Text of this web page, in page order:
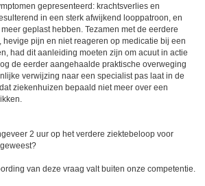
gepresenteerd: krachtsverlies en
in een sterk afwijkend looppatroon, en
geplast hebben. Tezamen met de eerdere
hevige pijn en niet reageren op medicatie bij een
had dit aanleiding moeten zijn om acuut in actie
de eerder aangehaalde praktische overweging
verwijzing naar een specialist pas laat in de
ziekenhuizen bepaald niet meer over een
2 uur op het verdere ziektebeloop voor
van deze vraag valt buiten onze competentie.